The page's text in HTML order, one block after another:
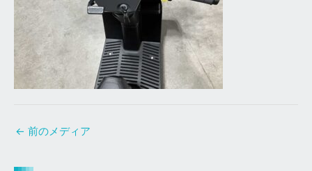
← 前のメディア